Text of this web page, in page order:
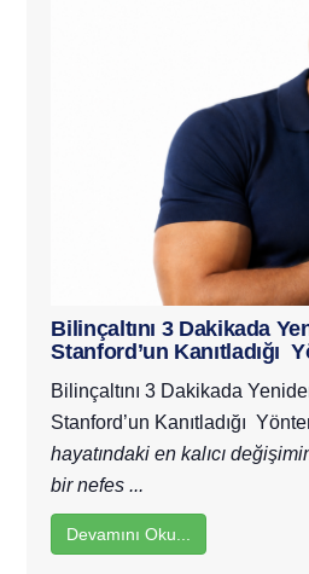
Bilinçaltını 3 Dakikada
Stanford’un Kanıtladığı
Bilinçaltını 3 Dakikada
Stanford’un Kanıtladığı
hayatındaki en kalıcı
bir nefes ...
Devamını Oku...